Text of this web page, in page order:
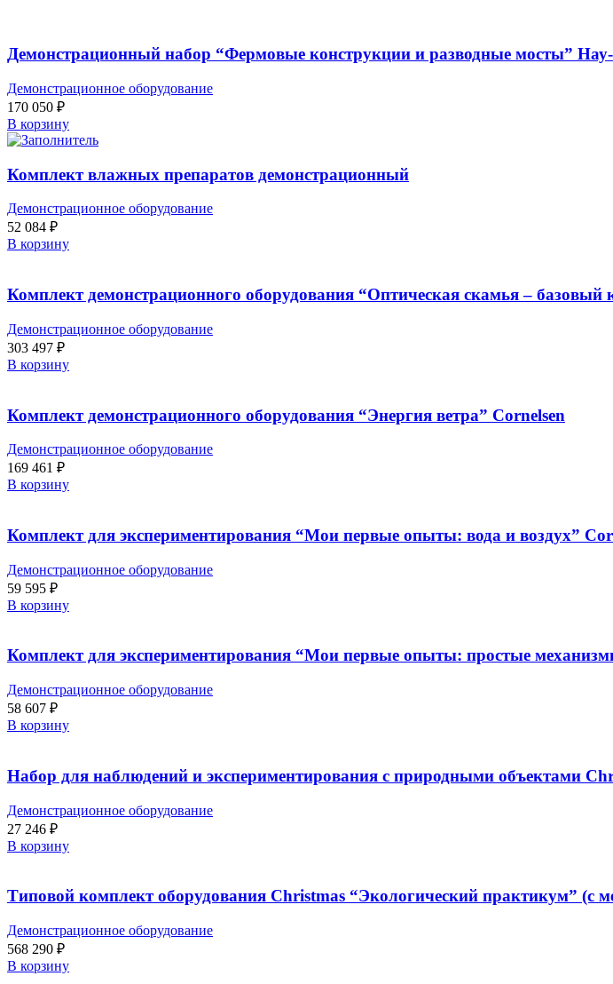
Демонстрационный набор “Фермовые конструкции и разводные мосты”
Демонстрационное оборудование
170 050 ₽
В корзину
Комплект влажных препаратов демонстрационный
Демонстрационное оборудование
52 084 ₽
В корзину
Комплект демонстрационного оборудования “Оптическая скамья – базовый
Демонстрационное оборудование
303 497 ₽
В корзину
Комплект демонстрационного оборудования “Энергия ветра” Cornelsen
Демонстрационное оборудование
169 461 ₽
В корзину
Комплект для экспериментирования “Мои первые опыты: вода и воздух”
Демонстрационное оборудование
59 595 ₽
В корзину
Комплект для экспериментирования “Мои первые опыты: простые
Демонстрационное оборудование
58 607 ₽
В корзину
Набор для наблюдений и экспериментирования с природными объектами
Демонстрационное оборудование
27 246 ₽
В корзину
Типовой комплект оборудования Christmas “Экологический практикум” (с
Демонстрационное оборудование
568 290 ₽
В корзину